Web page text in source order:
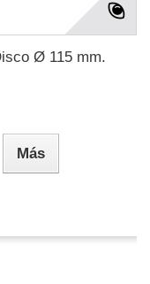
Ø 115 mm.
Más